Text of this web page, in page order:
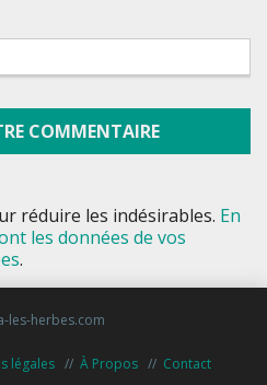
réduire les indésirables. En
les données de vos
.
les-herbes.com
légales À Propos Contact